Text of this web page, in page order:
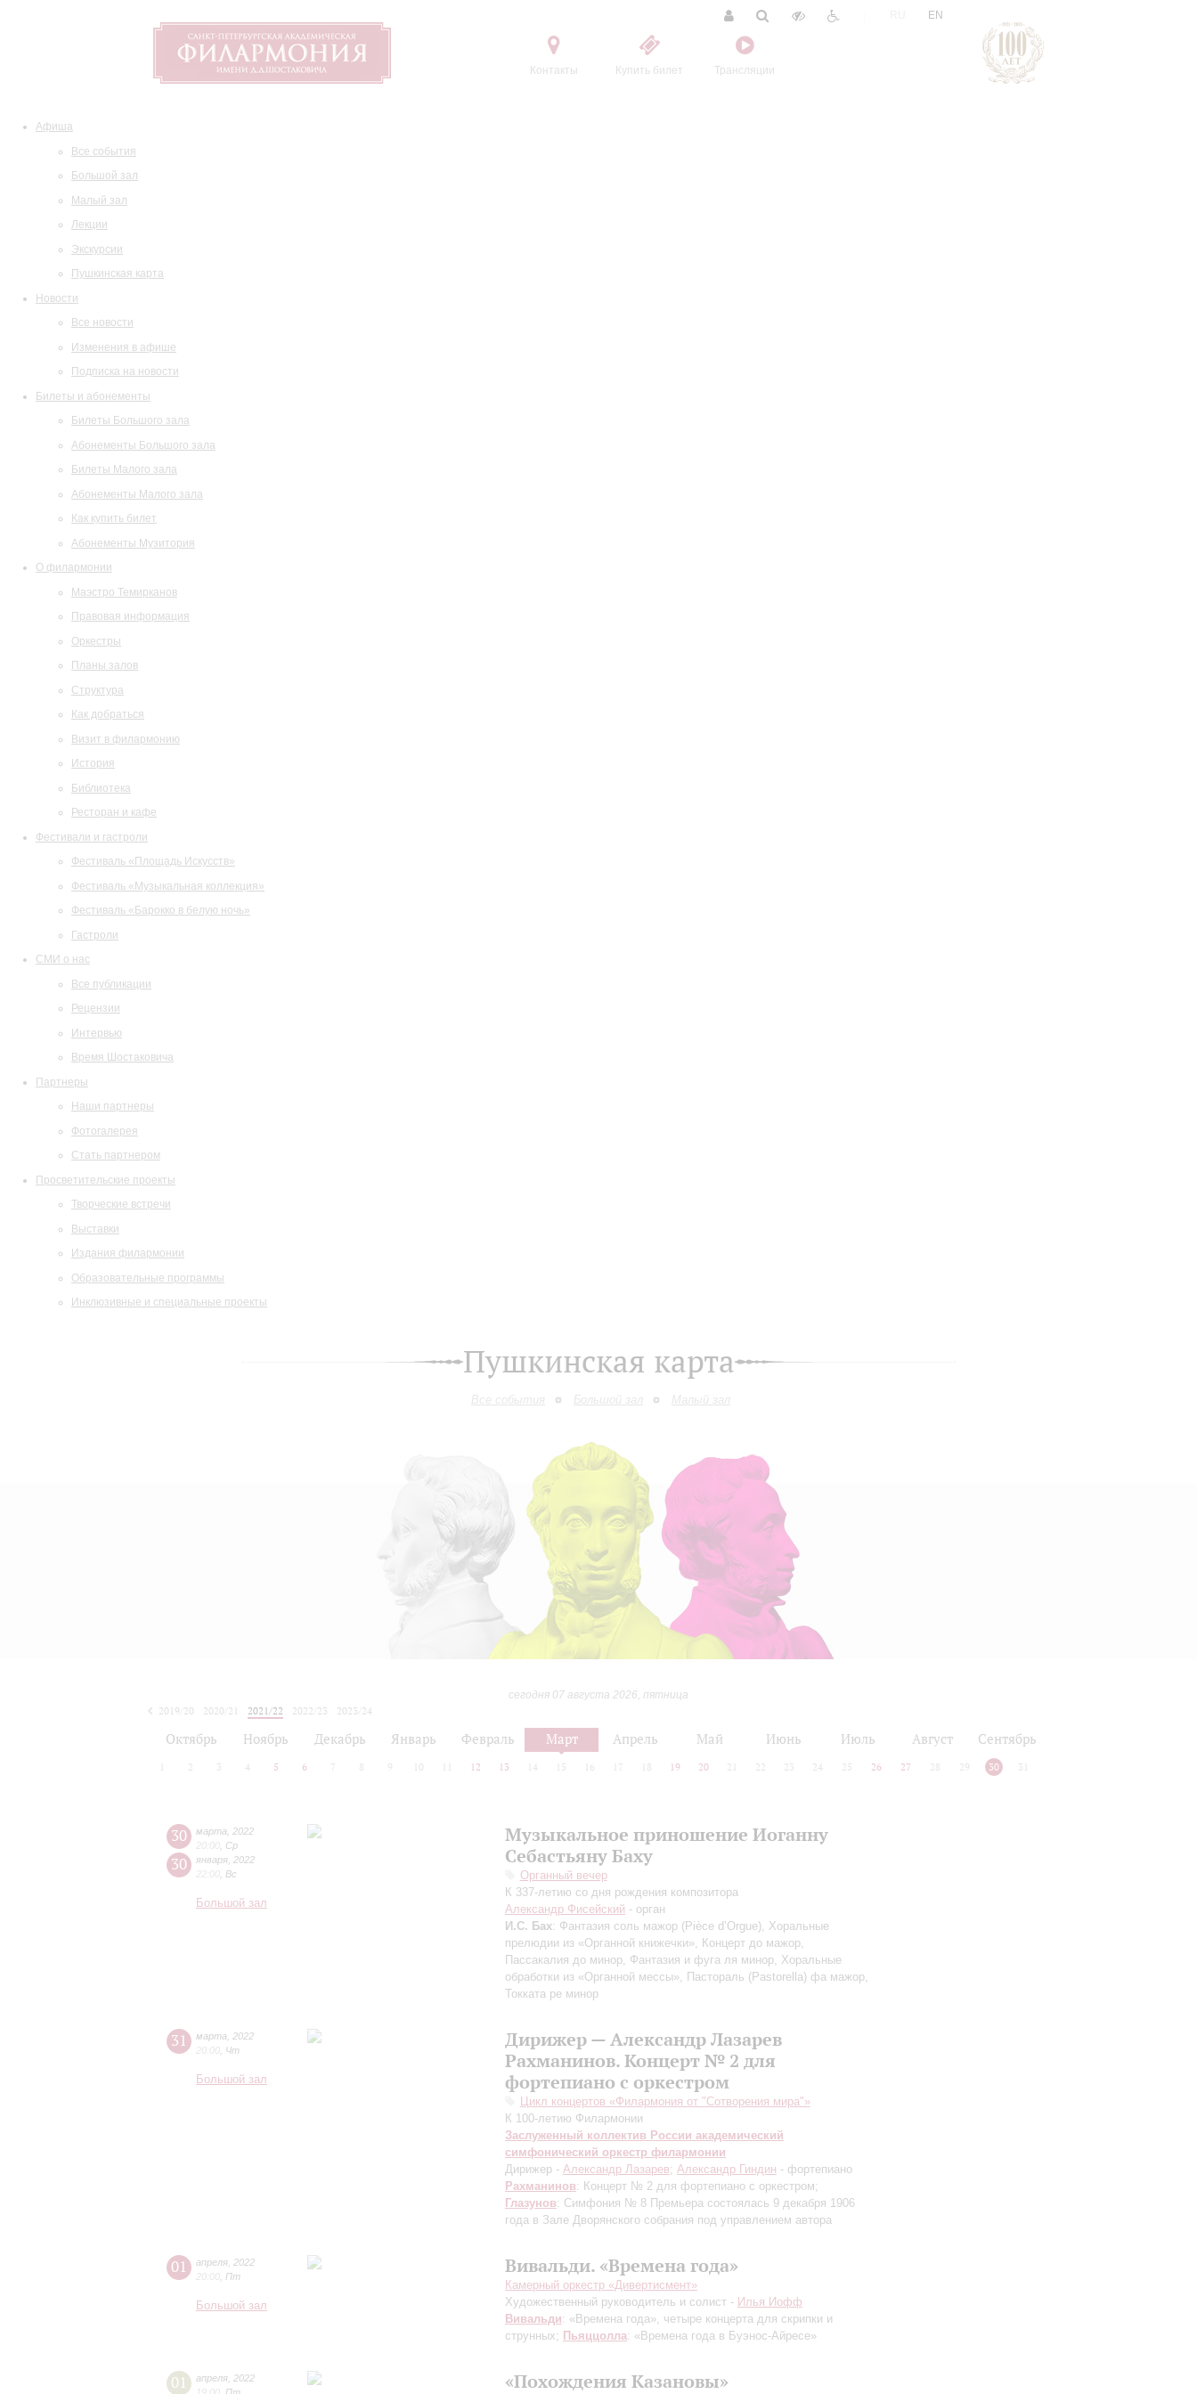
Контакты Купить билет Трансляции
EN
Афиша
Все события
Большой зал
Малый зал
Лекции
Экскурсии
Пушкинская карта
Новости
Все новости
Изменения в афише
Подписка на новости
Билеты и абонементы
Билеты Большого зала
Абонементы Большого зала
Билеты Малого зала
Абонементы Малого зала
Как купить билет
Абонементы Музитория
О филармонии
Маэстро Темирканов
Правовая информация
Оркестры
Планы залов
Структура
Как добраться
Визит в филармонию
История
Библиотека
Ресторан и кафе
Фестивали и гастроли
Фестиваль «Площадь Искусств»
Фестиваль «Музыкальная коллекция»
Фестиваль «Барокко в белую ночь»
Гастроли
СМИ о нас
Все публикации
Рецензии
Интервью
Время Шостаковича
Партнеры
Наши партнеры
Фотогалерея
Стать партнером
Просветительские проекты
Творческие встречи
Выставки
Издания филармонии
Образовательные программы
Инклюзивные и специальные проекты
Пушкинская карта
Все события Большой зал Малый зал
сегодня 07 августа 2026, пятница
2019/20
2020/21 2021/22 2022/23
2023/24
Октябрь Ноябрь Декабрь Январь Февраль Март Апрель Май Июнь Июль Август Сентябрь
2 3 4 5 6 7 8 9 10 12 13 14 15 16 17 18 19 20 21 22 23 24 25 26 27 28 29 30 31
30 марта
2022
20:00 Ср
30 января 2022
22:00 Вс
Большой зал
Музыкальное приношение Иоганну
Себастьяну Баху
Органный вечер
К 337-летию со дня рождения композитора
Александр Фисейский - орган
И.С. Бах: Фантазия соль мажор (Pièce d’Orgue), Хоральные
прелюдии из «Органной книжечки», Концерт до мажор,
Пассакалия до минор, Фантазия и фуга ля минор, Хоральные
обработки из «Органной мессы», Пастораль (Pastorella) фа мажор,
Токката ре минор
31 марта
2022
20:00 Чт
Большой зал
Дирижер — Александр Лазарев
Рахманинов. Концерт № 2 для
фортепиано с оркестром
Цикл концертов «Филармония от "Сотворения мира"»
К 100-летию Филармонии
Заслуженный коллектив России академический
симфонический оркестр филармонии
Дирижер - Александр Лазарев; Александр Гиндин - фортепиано
Рахманинов: Концерт № 2 для фортепиано с оркестром;
Глазунов: Симфония № 8 Премьера состоялась 9 декабря 1906
года в Зале Дворянского собрания под управлением автора
01 апреля 2022
20:00 Пт
Большой зал
Вивальди. «Времена года»
Камерный оркестр «Дивертисмент»
Художественный руководитель и солист - Илья Иофф
Вивальди: «Времена года», четыре концерта для скрипки и
струнных; Пьяццолла: «Времена года в Буэнос-Айресе»
01 апреля 2022
«Похождения Казановы»